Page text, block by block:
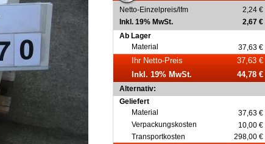
Netto-Einzelpreis/lfm
2,24 €
Inkl. 19% MwSt.
2,67 €
Ab Lager
Material
37,63 €
Ihr Netto-Preis
37,63 €
Inkl. 19% MwSt.
44,78 €
Alternativ:
Geliefert
Material
37,63 €
Verpackungskosten
10,00 €
Transportkosten
298,00 €